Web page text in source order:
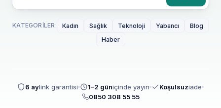
KATEGORILER: Kadın Sağlık Teknoloji Yabancı
Blog
Haber
6 aylink garantisi 1–2 güniçinde yayın Koşulsuziade
0850 308 55 55